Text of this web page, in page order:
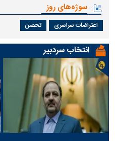
سوژه‌های روز
اعتراضات سراسری تحصن
انتخاب سردبیر